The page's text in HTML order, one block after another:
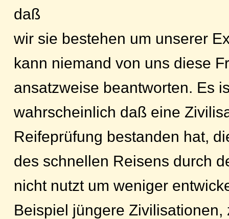
daß
wir sie bestehen um unserer
kann niemand von uns diese
ansatzweise beantworten. Es
wahrscheinlich daß eine
Reifeprüfung bestanden hat,
des schnellen Reisens durch
nicht nutzt um weniger
Beispiel jüngere Zivilisationen,